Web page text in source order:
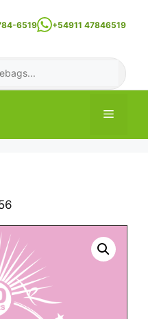
6519 +54911 47846519
Menu